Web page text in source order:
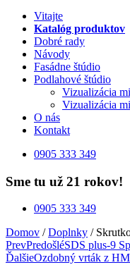
Vitajte
Katalóg produktov
Dobré rady
Návody
Fasádne štúdio
Podlahové štúdio
Vizualizácia
Vizualizácia
O nás
Kontakt
0905 333 349
Sme tu už 21 rokov!
0905 333 349
Domov /Doplnky /
PrevPredošléSDS plus-9
ĎalšieOzdobný vrták z